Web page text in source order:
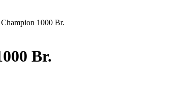
1000 Br.
Br.